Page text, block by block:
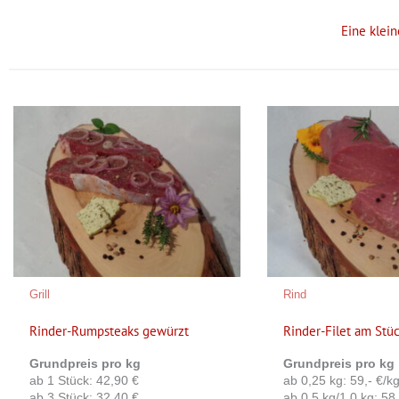
Eine
Grill
Rinder-Rumpsteaks gewürzt
Grundpreis pro kg
ab 1 Stück: 42,90 €
Dieses
Die
Optionen
können
Rind
Rinder-Filet am
Grundpreis pro kg
ab 0,25 kg: 59,- €/kg